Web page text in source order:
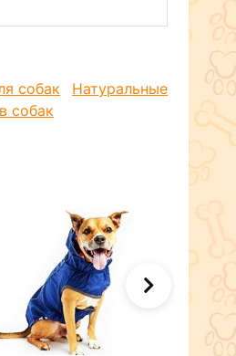
собак
Натуральные
собак